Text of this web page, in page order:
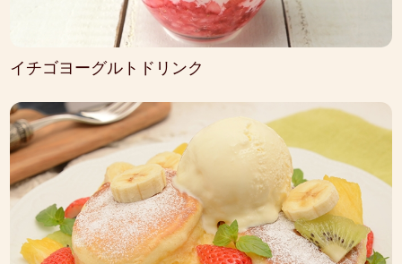
イチゴヨーグルトドリンク